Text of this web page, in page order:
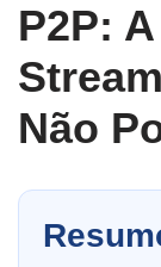
P2P:
Não